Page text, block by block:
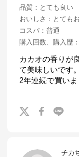
品質 ： とても良い
おいしさ ： とても
コスパ ： 普通
購入回数、購入歴 ：
カカオの香りが
て美味しいです。
2年連続で買いま
チカ